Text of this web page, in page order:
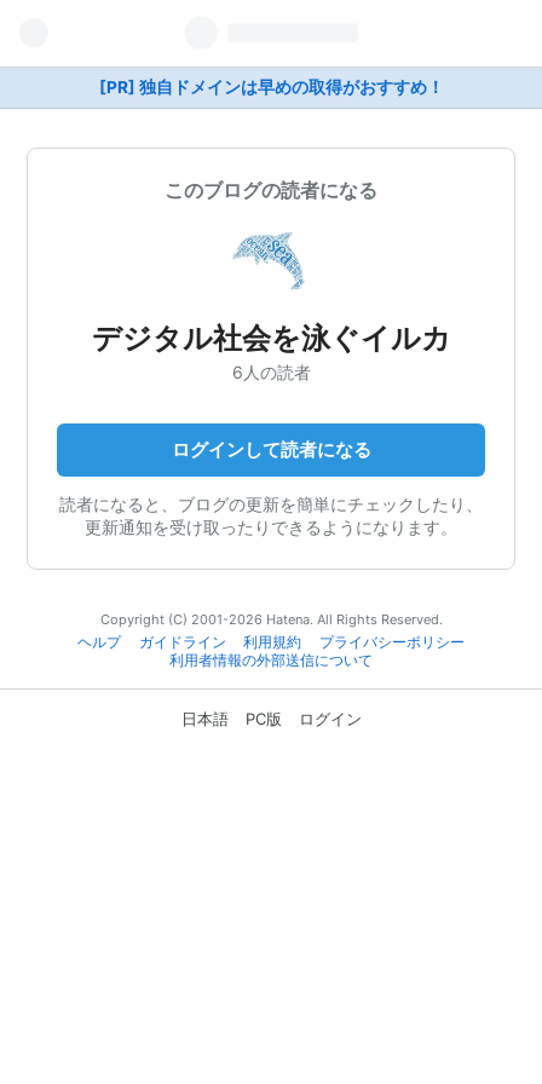
[PR] 独自ドメインは早めの取得がおすすめ！
このブログの読者になる
デジタル社会を泳ぐイルカ
6人の読者
ログインして読者になる
読者になると、ブログの更新を簡単にチェックしたり、
更新通知を受け取ったりできるようになります。
Copyright (C) 2001-2026 Hatena. All Rights Reserved.
ヘルプ
ガイドライン 利用規約
プライバシーポリシー
利用者情報の外部送信について
日本語 PC版 ログイン